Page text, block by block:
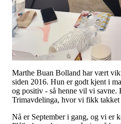
Marthe Buan Bolland har vært
siden 2016. Hun er godt kjent i
og positiv - så henne vil vi
Trimavdelinga, hvor vi fikk takket
Nå er September i gang, og vi er